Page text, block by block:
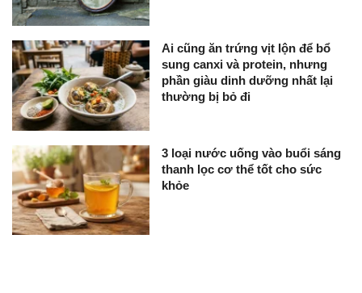
Ai cũng ăn trứng vịt lộn để bổ
sung canxi và protein, nhưng
phần giàu dinh dưỡng nhất lại
thường bị bỏ đi
3 loại nước uống vào buổi sáng
thanh lọc cơ thể tốt cho sức
khỏe